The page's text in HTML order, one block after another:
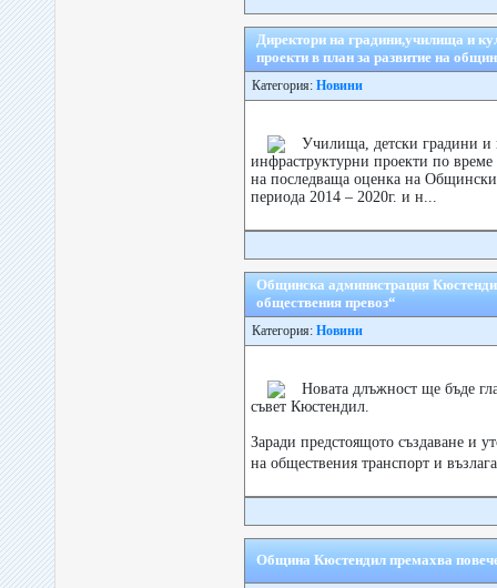
Директори на градини,училища и
проекти в план за развитие на
Категория: Новини
Училища, детски градини и
инфраструктурни проекти по
на последваща оценка на
периода 2014 – 2020г. и н...
Общинска администрация
обществения превоз“
Категория: Новини
Новата длъжност ще бъде
съвет Кюстендил.
Заради предстоящото създаване и
на обществения транспорт и
Община Кюстендил премахва